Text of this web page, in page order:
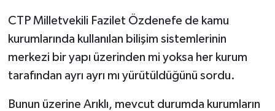
CTP Milletvekili Fazilet Özdenefe de kamu
kurumlarında kullanılan bilişim sistemlerinin
merkezi bir yapı üzerinden mi yoksa her kurum
tarafından ayrı ayrı mı yürütüldüğünü sordu.
Bunun üzerine Arıklı, mevcut durumda kurumların